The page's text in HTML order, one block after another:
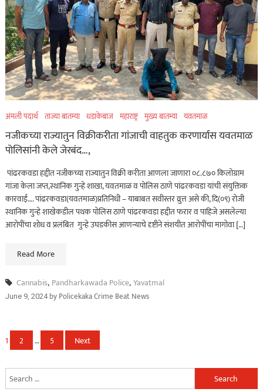
अंमली पदार्थ ताज्या बातम्या धडाकेबाज महाराष्ट्र मुख्य बातम्या यवतमाळ
नजीकच्या राज्यातुन विक्रीकरीता गांजाची वाहतुक करणार्यास यवतमाळ
पोलिसांनी केले जेरबंद…,
पांढरकवडा हद्दीत नजीकच्या राज्यातुन विक्री करीता आणला जाणारा ०८.८७० किलोग्राम
गांजा केला जप्त,स्थानिक गुन्हे शाखा, यवतमाळ व पोलिस ठाणे पांढरकवडा यांची संयुक्तिक
कारवाई…. पांढरकवडा(यवतमाळ)प्रतिनिधी – याबाबत सवीस्तर व्रुत्त असे की, दि(०९) रोजी
स्थानिक गुन्हे शाखेकडील पथक पोलिस ठाणे पांढरकवडा हद्दीत फरार व पाहिजे असलेल्या
आरोपींचा शोध व प्रलंबित गुन्हे उघडकीस आणन्याचे दृष्टीने संशयीत आरोपींचा मागोवा […]
Read More
Cannabis, Pandharkawada Police,Yavatmal
June 9, 2024byPolicekaka Crime Beat News
Posts
navigation
1 2 … 5 Next
Search
for: